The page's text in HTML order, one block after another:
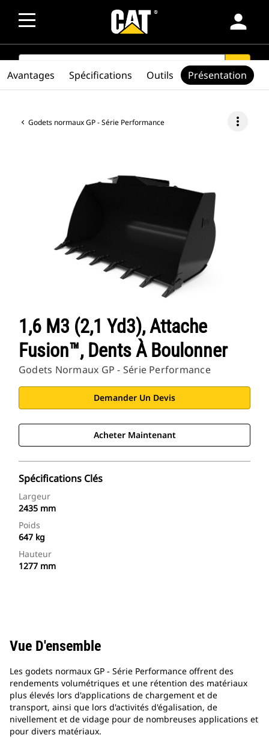
person
SEARCH search
Godets normaux GP - Série Performance more_vert
1,6 M3 (2,1 Yd3), Attache
Fusion™, Dents À Boulonner
Godets Normaux GP - Série Performance
Demander Un Devis
Acheter Maintenant
Spécifications Clés
Largeur
2435 mm
Poids
647 kg
Hauteur
1277 mm
Avantages Spécifications Outils Présentation
Vue D'ensemble
Les godets normaux GP - Série Performance offrent des
rendements volumétriques et une rétention des matériaux
plus élevés lors d'applications de chargement et de
transport, ainsi que lors d'activités d'égalisation, de
nivellement et de vidage pour de nombreuses applications et
pour divers matériaux.